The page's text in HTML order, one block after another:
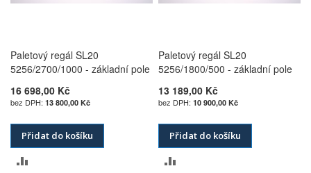
Paletový regál SL20
5256/2700/1000 - základní pole
16 698,00 Kč
13 800,00 Kč
Přidat do košíku
Paletový regál SL20
5256/1800/500 - základní pole
13 189,00 Kč
10 900,00 Kč
Přidat do košíku